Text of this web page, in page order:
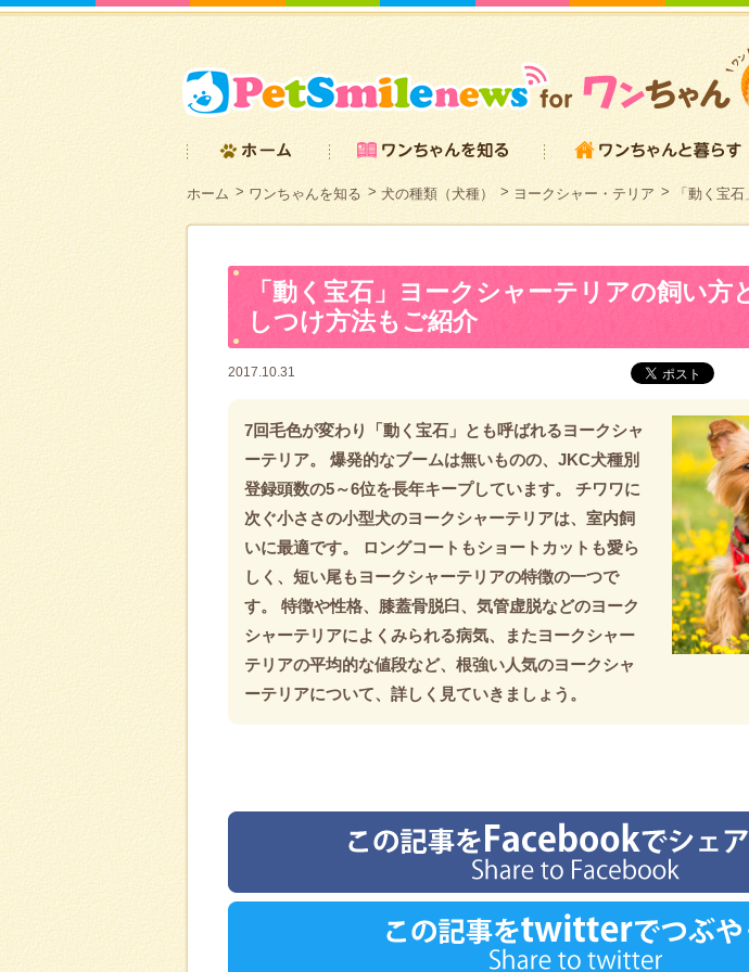
ホーム ワンちゃんを知る 犬の種類（犬種） ヨークシャー・テリア 「動く宝
「動く宝石」ヨークシャーテリアの飼い方
しつけ方法もご紹介
2017.10.31
7回毛色が変わり「動く宝石」とも呼ばれるヨークシャ
ーテリア。 爆発的なブームは無いものの、JKC犬種別
登録頭数の5～6位を長年キープしています。 チワワに
次ぐ小ささの小型犬のヨークシャーテリアは、室内飼
いに最適です。 ロングコートもショートカットも愛ら
しく、短い尾もヨークシャーテリアの特徴の一つで
す。 特徴や性格、膝蓋骨脱臼、気管虚脱などのヨーク
シャーテリアによくみられる病気、またヨークシャー
テリアの平均的な値段など、根強い人気のヨークシャ
ーテリアについて、詳しく見ていきましょう。